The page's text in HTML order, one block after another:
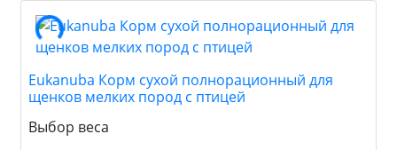
Eukanuba Корм сухой полнорационный для
щенков мелких пород с птицей
Выбор веса